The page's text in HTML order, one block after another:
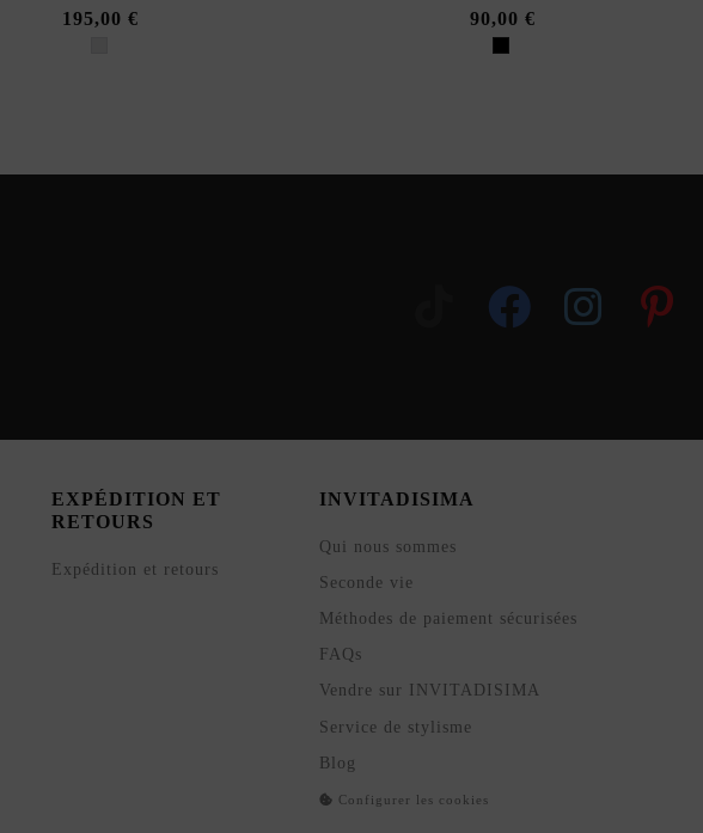
195,00 € 90,00 €
EXPÉDITION ET
RETOURS
Expédition et retours
INVITADISIMA
Qui nous sommes
Seconde vie
Méthodes de paiement sécurisées
FAQs
Vendre sur INVITADISIMA
Service de stylisme
Blog
Configurer les cookies